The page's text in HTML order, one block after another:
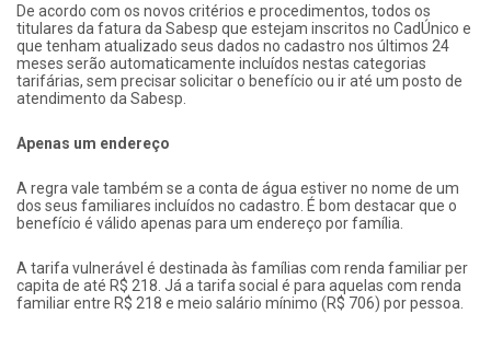
De acordo com os novos critérios e procedimentos, todos os
titulares da fatura da Sabesp que estejam inscritos no CadÚnico e
que tenham atualizado seus dados no cadastro nos últimos 24
meses serão automaticamente incluídos nestas categorias
tarifárias, sem precisar solicitar o benefício ou ir até um posto de
atendimento da Sabesp.
Apenas um endereço
A regra vale também se a conta de água estiver no nome de um
dos seus familiares incluídos no cadastro. É bom destacar que o
benefício é válido apenas para um endereço por família.
A tarifa vulnerável é destinada às famílias com renda familiar per
capita de até R$ 218. Já a tarifa social é para aquelas com renda
familiar entre R$ 218 e meio salário mínimo (R$ 706) por pessoa.